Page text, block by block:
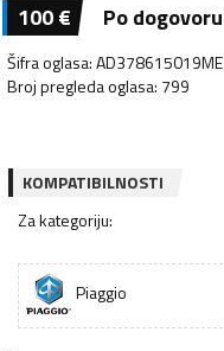
100€ Po dogovoru
Šifra oglasa:AD378615019ME
Broj pregleda oglasa: 799
KOMPATIBILNOSTI
Za kategoriju:
Piaggio